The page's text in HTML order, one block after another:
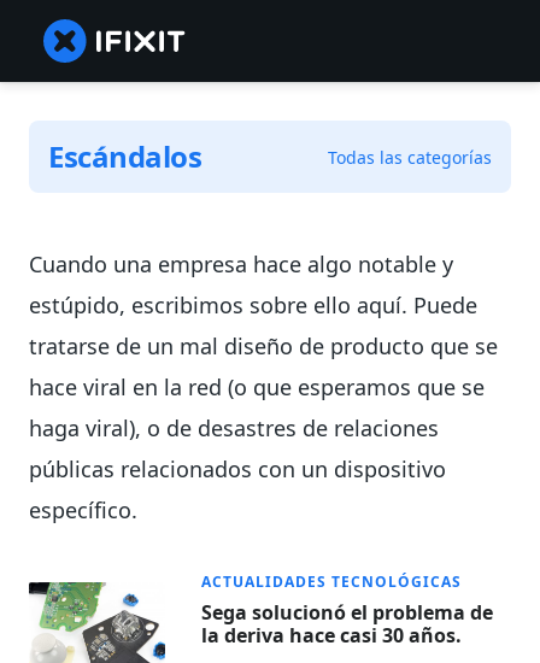
Escándalos Todas las categorías
Cuando una empresa hace algo notable y
estúpido, escribimos sobre ello aquí. Puede
tratarse de un mal diseño de producto que se
hace viral en la red (o que esperamos que se
haga viral), o de desastres de relaciones
públicas relacionados con un dispositivo
específico.
ACTUALIDADES TECNOLÓGICAS
Sega solucionó el problema de
la deriva hace casi 30 años.